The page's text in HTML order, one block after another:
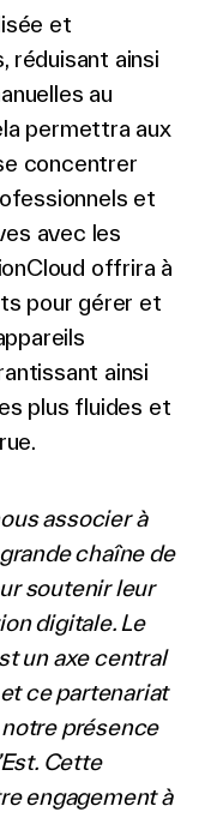
et
réduisant ainsi
au
permettra aux
concentrer
et
avec les
offrira à
pour gérer et
ainsi
plus fluides et
associer à
chaîne de
soutenir leur
digitale. Le
un axe central
ce partenariat
présence
Cette
engagement à